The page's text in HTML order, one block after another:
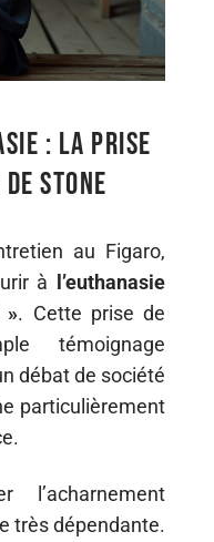
: la prise
Stone
au Figaro,
à
l’euthanasie
». Cette prise de
témoignage
débat de société
particulièrement
très dépendante.